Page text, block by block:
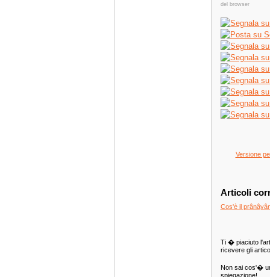
del browser
Versione
Articoli
Cos'è il
Ti � piaciuto
ricevere gli
Non sai cos'�
spiegazione!